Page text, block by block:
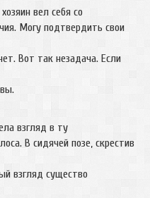
вел себя со
Могу подтвердить свои
Вот так незадача. Если
взгляд в ту
В сидячей позе, скрестив
взгляд существо